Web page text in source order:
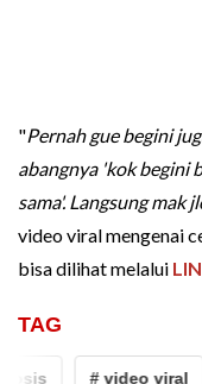
"Pernah gue begini
abangnya 'kok begini
sama'. Langsung mak
video viral mengenai
bisa dilihat melalui
TAG
# video viral